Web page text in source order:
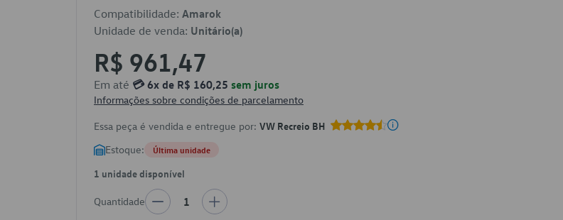
Compatibilidade: Amarok
Unidade de venda: Unitário(a)
R$ 961,47
Em até 💳 6x de R$ 160,25 sem juros
Informações sobre condições de parcelamento
Essa peça é vendida e entregue por: VW Recreio BH
Estoque: Última unidade
1 unidade disponível
Quantidade 1